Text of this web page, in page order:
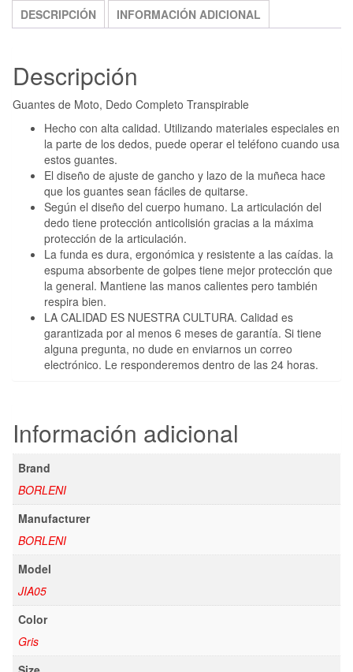
DESCRIPCIÓN INFORMACIÓN ADICIONAL
Descripción
Guantes de Moto, Dedo Completo Transpirable
Hecho con alta calidad. Utilizando materiales especiales en
la parte de los dedos, puede operar el teléfono cuando usa
estos guantes.
El diseño de ajuste de gancho y lazo de la muñeca hace
que los guantes sean fáciles de quitarse.
Según el diseño del cuerpo humano. La articulación del
dedo tiene protección anticolisión gracias a la máxima
protección de la articulación.
La funda es dura, ergonómica y resistente a las caídas. la
espuma absorbente de golpes tiene mejor protección que
la general. Mantiene las manos calientes pero también
respira bien.
LA CALIDAD ES NUESTRA CULTURA. Calidad es
garantizada por al menos 6 meses de garantía. Si tiene
alguna pregunta, no dude en enviarnos un correo
electrónico. Le responderemos dentro de las 24 horas.
Información adicional
Brand
BORLENI
Manufacturer
BORLENI
Model
JIA05
Color
Gris